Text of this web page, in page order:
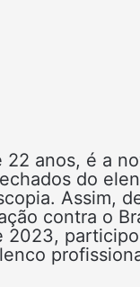
22 anos, é a
do
Assim,
contra o
2023,